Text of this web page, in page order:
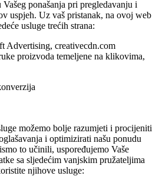
ponašanja pri pregledavanju i
uspjeh. Uz vaš pristanak, na ovoj web
usluge trećih strana:
Advertising, creativecdn.com
proizvoda temeljene na klikovima,
možemo bolje razumjeti i procijeniti
i optimizirati našu ponudu
to učinili, uspoređujemo Vaše
sa sljedećim vanjskim pružateljima
njihove usluge: